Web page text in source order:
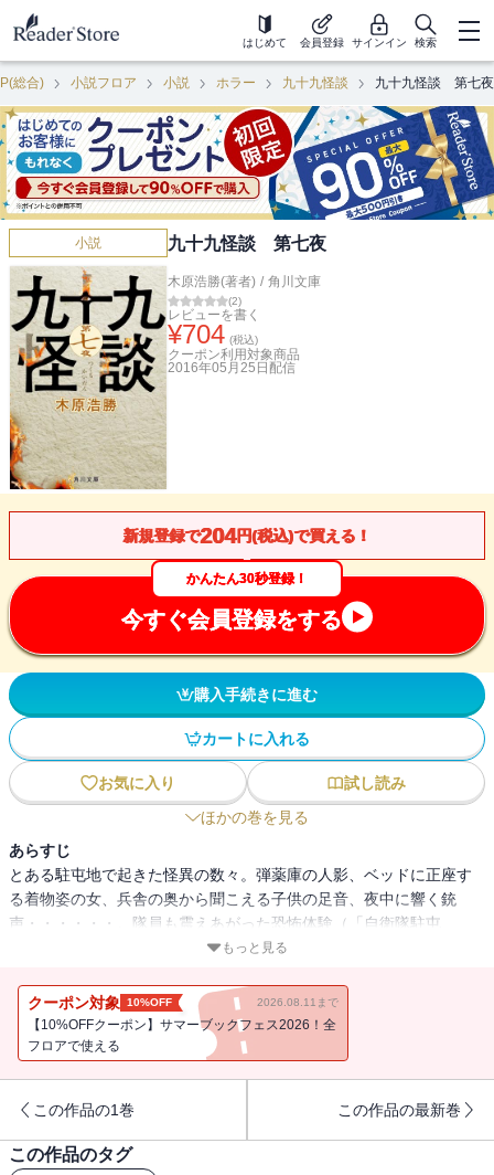
はじめて 会員登録 サインイン 検索
総合) 小説フロア 小説 ホラー 九十九怪談 九十九怪談 第七夜
小説 九十九怪談 第七夜
木原浩勝(著者) / 角川文庫
(2)
レビューを書く
¥704 (税込)
クーポン利用対象商品
2016年05月25日 配信
新規登録で204円(税込)で買える！
かんたん30秒登録！
今すぐ会員登録をする
購入手続きに進む
カートに入れる
お気に入り
試し読み
ほかの巻を見る
あらすじ
とある駐屯地で起きた怪異の数々。弾薬庫の人影、ベッドに正座す
る着物姿の女、兵舎の奥から聞こえる子供の足音、夜中に響く銃
声・・・・・・。隊員も震えあがった恐怖体験（「自衛隊駐屯
地」）。化粧品会社の工場にある無菌室で夜勤中、足元でカサカサ
ートの売場フロア。誰もいない場所で〈何か〉にセンサーが反応し
赤ランプが点る（「発報」）。日本全国で起きた恐るべき怪異の
数々。選りすぐりの本当にあった怖い話99本。
もっと見る
クーポン対象 10%OFF 2026.08.11まで
【10%OFFクーポン】サマーブックフェス2026！全
フロアで使える
この作品の1巻 この作品の最新巻
この作品のタグ